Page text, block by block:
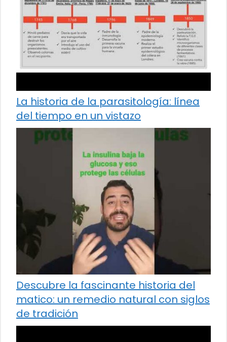
La historia de la parasitología: línea
del tiempo en un vistazo
Descubre la fascinante historia del
matico: un remedio natural con siglos
de tradición